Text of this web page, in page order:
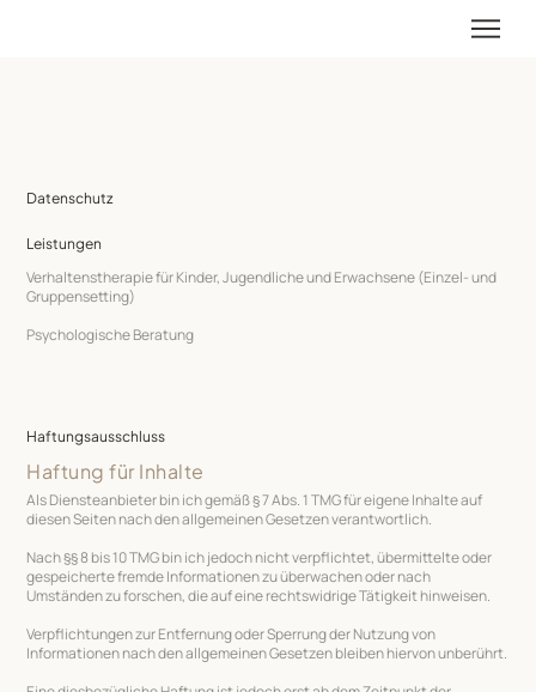
Datenschutz
Leistungen
Verhaltenstherapie für Kinder, Jugendliche und Erwachsene (Einzel- und
Gruppensetting)
Psychologische Beratung
Haftungsausschluss
Haftung für Inhalte
Als Diensteanbieter bin ich gemäß § 7 Abs. 1 TMG für eigene Inhalte auf
diesen Seiten nach den allgemeinen Gesetzen verantwortlich.
Nach §§ 8 bis 10 TMG bin ich jedoch nicht verpflichtet, übermittelte oder
gespeicherte fremde Informationen zu überwachen oder nach
Umständen zu forschen, die auf eine rechtswidrige Tätigkeit hinweisen.
Verpflichtungen zur Entfernung oder Sperrung der Nutzung von
Informationen nach den allgemeinen Gesetzen bleiben hiervon unberührt.